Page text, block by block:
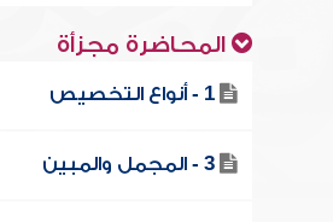
المحاضرة مجزأة
1 - أنواع التخصيص
3 - المجمل والمبين